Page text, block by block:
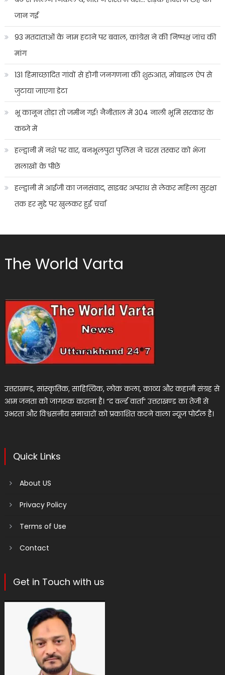
जान गई
93 मतदाताओं के नाम हटाने पर बवाल, कांग्रेस ने की निष्पक्ष जांच की
मांग
131 हिमाच्छादित गांवों से होगी जनगणना की शुरुआत, मोबाइल ऐप से
जुटाया जाएगा डेटा
भू कानून तोड़ा तो जमीन गई! नैनीताल में 304 नाली भूमि सरकार के
कब्जे में
हल्द्वानी में नशे पर वार, बनभूलपुरा पुलिस ने चरस तस्कर को भेजा
सलाखों के पीछे
हल्द्वानी में आईजी का जनसंवाद, साइबर अपराध से लेकर महिला सुरक्षा
तक हर मुद्दे पर खुलकर हुई चर्चा
The World Varta
उत्तराखण्ड, सांस्कृतिक, साहित्यिक, लोक कला, काव्य और कहानी संग्रह से
आम जनता को जागरूक कराना है। “द वर्ल्ड वार्ता” उत्तराखण्ड का तेजी से
उभरता और विश्वसनीय समाचारों को प्रकाशित करने वाला न्यूज पोर्टल है।
Quick Links
About US
Privacy Policy
Terms of Use
Contact
Get in Touch with us